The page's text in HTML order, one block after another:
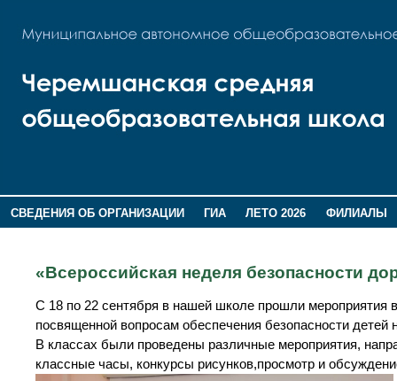
СВЕДЕНИЯ ОБ ОРГАНИЗАЦИИ ГИА ЛЕТО 2026
ФИЛИАЛЫ
«Всероссийская неделя безопасности
С 18 по 22 сентября в нашей школе прошли мероприятия
посвященной вопросам обеспечения безопасности детей
В классах были проведены различные мероприятия,
классные часы, конкурсы рисунков,просмотр и